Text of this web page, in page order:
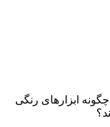
چگونه ابزارهای رنگی